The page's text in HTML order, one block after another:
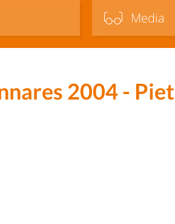
Media
2004 -